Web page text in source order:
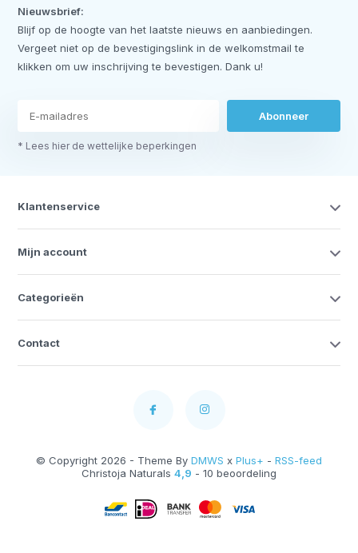
Nieuwsbrief:
Blijf op de hoogte van het laatste nieuws en aanbiedingen.
Vergeet niet op de bevestigingslink in de welkomstmail te
klikken om uw inschrijving te bevestigen. Dank u!
Abonneer
* Lees hier de wettelijke beperkingen
Klantenservice
Mijn account
Categorieën
Contact
© Copyright 2026 - Theme By DMWS x Plus+ - RSS-feed
Christoja Naturals 4,9 - 10 beoordeling